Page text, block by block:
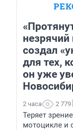
создал
для тех,
он уже
2 часа 2 779
Теряет
мотоцикле и